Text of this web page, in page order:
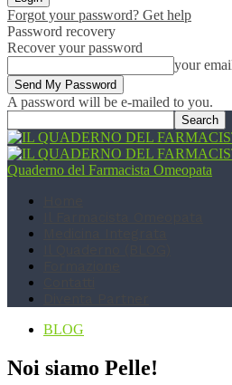
Forgot your password? Get help
Password recovery
Recover your password
your
A password will be e-mailed to you.
Quaderno del Farmacista Omeopata
BLOG
Noi siamo Pelle!